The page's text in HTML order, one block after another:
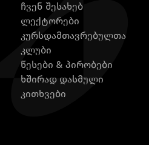
ჩვენ შესახებ
ლექტორები
კურსდამთავრებულთა
კლუბი
წესები & პირობები
ხშირად დასმული
კითხვები